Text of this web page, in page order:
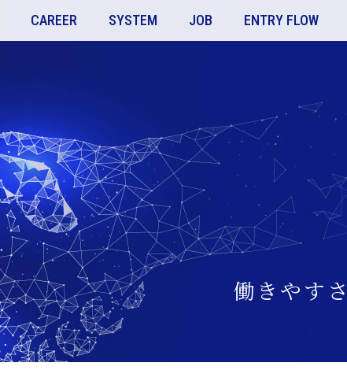
CAREER SYSTEM JOB ENTRY FLOW
働きやす